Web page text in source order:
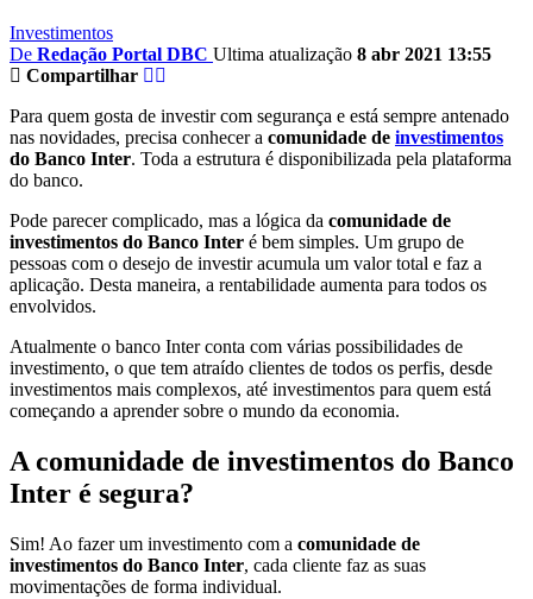
Investimentos
De Redação Portal DBC Ultima atualização 8 abr 2021 13:55
Compartilhar
Para quem gosta de investir com segurança e está sempre antenado
nas novidades, precisa conhecer a comunidade de investimentos
do Banco Inter. Toda a estrutura é disponibilizada pela plataforma
do banco.
Pode parecer complicado, mas a lógica da comunidade de
investimentos do Banco Inter é bem simples. Um grupo de
pessoas com o desejo de investir acumula um valor total e faz a
aplicação. Desta maneira, a rentabilidade aumenta para todos os
envolvidos.
Atualmente o banco Inter conta com várias possibilidades de
investimento, o que tem atraído clientes de todos os perfis, desde
investimentos mais complexos, até investimentos para quem está
começando a aprender sobre o mundo da economia.
A comunidade de investimentos do Banco
Inter é segura?
Sim! Ao fazer um investimento com a comunidade de
investimentos do Banco Inter, cada cliente faz as suas
movimentações de forma individual.